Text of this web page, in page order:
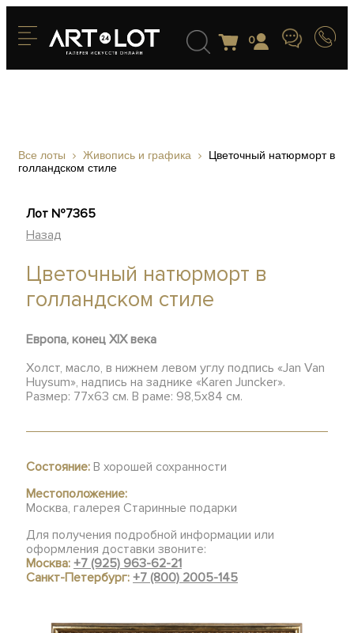
0
Все лоты Живопись и графика
Цветочный натюрморт в
голландском стиле
Лот №7365
Назад
Цветочный натюрморт в
голландском стиле
Европа, конец XIX века
Холст, масло, в нижнем левом углу подпись «Jan Van
Huysum», надпись на заднике «Karen Juncker».
Размер: 77x63 см. В раме: 98,5x84 см.
Состояние: В хорошей сохранности
Местоположение:
Москва, галерея Старинные подарки
Для получения подробной информации или
оформления доставки звоните:
Москва:+7 (925) 963-62-21
Санкт-Петербург:+7 (800) 2005-145